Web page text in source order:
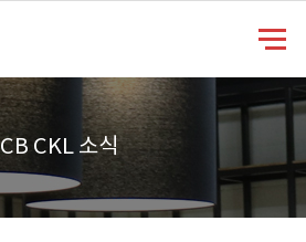
CB CKL 소식